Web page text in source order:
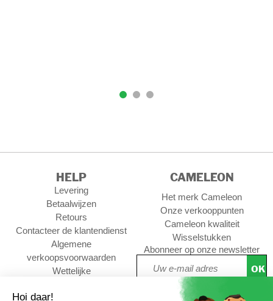
HELP
Levering
Betaalwijzen
Retours
Contacteer de klantendienst
Algemene
verkoopsvoorwaarden
Wettelijke
persoonsgegevens
CAMELEON
Het merk Cameleon
Onze verkooppunten
Cameleon kwaliteit
Wisselstukken
Abonneer op onze newsletter
OK